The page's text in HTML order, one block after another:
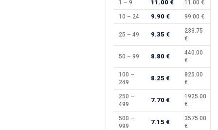
1 – 9 11.00 € 11.00 €
10 – 24 9.90 € 99.00 €
25 – 49 9.35 €
233.75
€
50 – 99 8.80 €
440.00
€
100 –
249
8.25 €
825.00
€
250 –
499
7.70 €
1925.00
€
500 –
999
7.15 €
3575.00
€